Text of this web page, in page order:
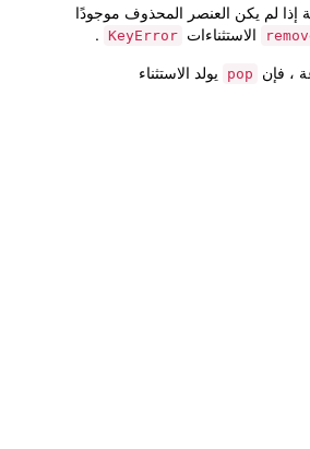
لم يكن العنصر المحذوف موجودًا
الاستثناءات KeyError
.
، فإن pop يولد الاستثناء